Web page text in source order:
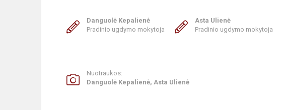
Danguolė Kepalienė
Pradinio ugdymo mokytoja
Asta Ulienė
Pradinio ugdymo mokytoja
Nuotraukos:
Danguolė Kepalienė, Asta Ulienė